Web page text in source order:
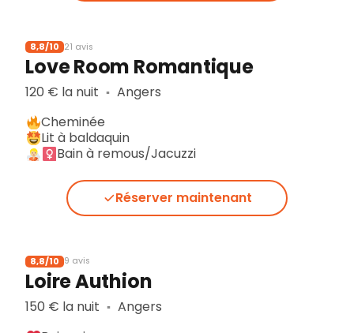
8,8/10 21 avis
Love Room Romantique
120 € la nuit ▪︎ Angers
Cheminée
Lit à baldaquin
Bain à remous/Jacuzzi
Réserver maintenant
8,8/10 9 avis
Loire Authion
150 € la nuit ▪︎ Angers